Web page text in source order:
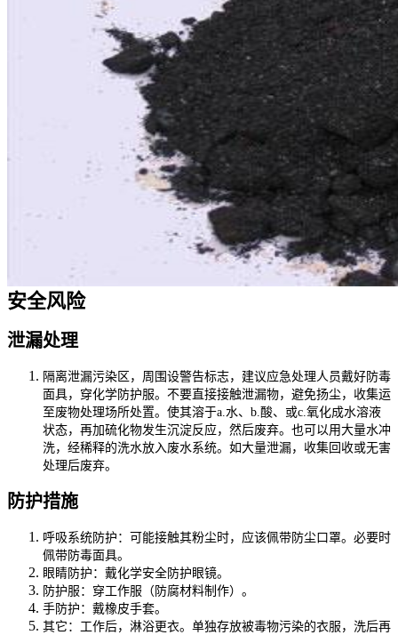
安全风险
泄漏处理
隔离泄漏污染区，周围设警告标志，建议应急处理人员戴好防毒
面具，穿化学防护服。不要直接接触泄漏物，避免扬尘，收集运
至废物处理场所处置。使其溶于a.水、b.酸、或c.氧化成水溶液
状态，再加硫化物发生沉淀反应，然后废弃。也可以用大量水冲
洗，经稀释的洗水放入废水系统。如大量泄漏，收集回收或无害
处理后废弃。
防护措施
呼吸系统防护：可能接触其粉尘时，应该佩带防尘口罩。必要时
佩带防毒面具。
眼睛防护：戴化学安全防护眼镜。
防护服：穿工作服（防腐材料制作）。
手防护：戴橡皮手套。
其它：工作后，淋浴更衣。单独存放被毒物污染的衣服，洗后再